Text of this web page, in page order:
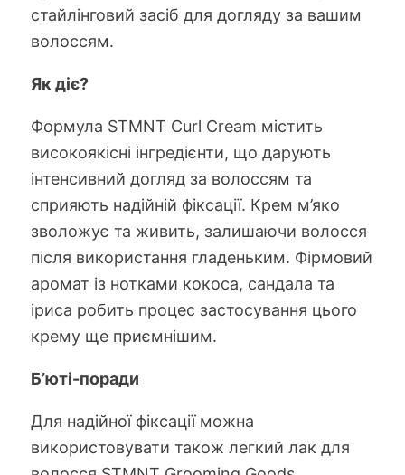
стайлінговий засіб для догляду за вашим
волоссям.
Як діє?
Формула STMNT Curl Cream містить
високоякісні інгредієнти, що дарують
інтенсивний догляд за волоссям та
сприяють надійній фіксації. Крем м’яко
зволожує та живить, залишаючи волосся
після використання гладеньким. Фірмовий
аромат із нотками кокоса, сандала та
іриса робить процес застосування цього
крему ще приємнішим.
Б’юті-поради
Для надійної фіксації можна
використовувати також легкий лак для